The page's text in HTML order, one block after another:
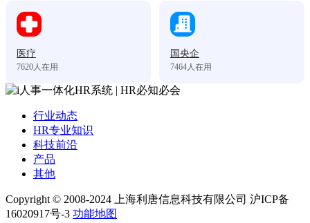
医疗
7620人在用
国央企
7464人在用
行业动态
HR专业知识
科技前沿
产品
其他
Copyright © 2008-2024 上海利唐信息科技有限公司 沪ICP备
16020917号-3 功能地图